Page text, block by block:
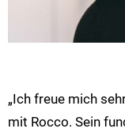
„Ich freue mich
mit Rocco. Sein